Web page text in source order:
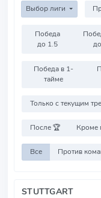
Выбор лиги
Победа
до 1.5
Победа в 1-
тайме
Только с текущим
После 🏆 Кроме
Все
STUTTGART